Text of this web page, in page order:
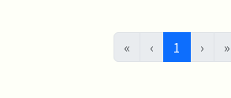
« ‹ 1 (目前頁次)
› »